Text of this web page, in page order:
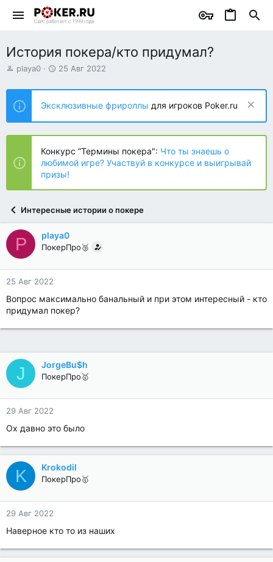
История покера/кто придумал?
А
т
о
р
т
е
ы
playa0
Д
т
н
а
ч
л
а
25 Авг 2022
Эксклюзивные фрироллы для игроков Poker.ru
Конкурс “Термины покера": Что ты знаешь о
любимой игре? Участвуй в конкурсе и выигрывай
призы!
Интересные истории о покере
P playa0
ПокерПро🥉
25 Авг 2022
Вопрос максимально банальный и при этом интересный - кто
придумал покер?
J JorgeBu$h
ПокерПро🥇
29 Авг 2022
Ох давно это было
K Krokodil
ПокерПро🥇
29 Авг 2022
Наверное кто то из наших